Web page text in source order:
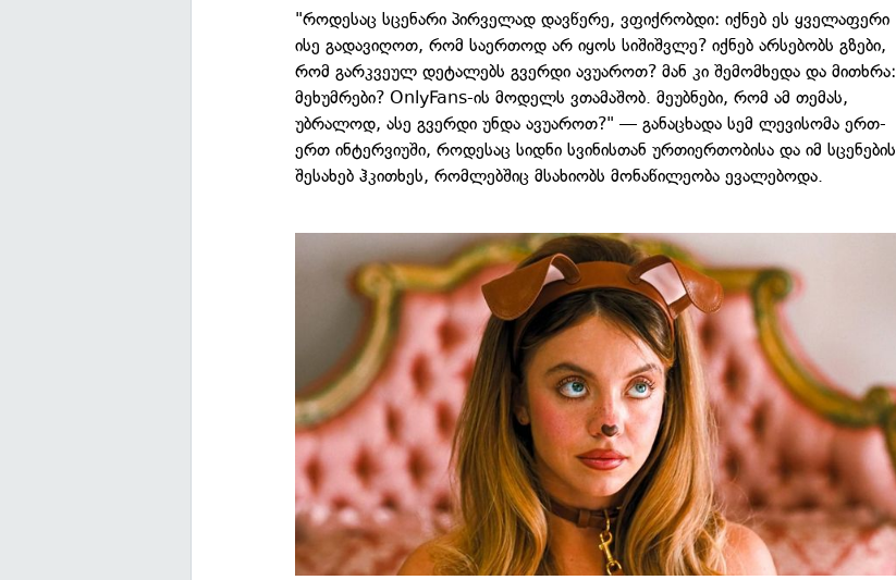
"როდესაც სცენარი პირველად დავწერე, ვფიქრობდი: იქნებ ეს ყველაფერი
ისე გადავიღოთ, რომ საერთოდ არ იყოს სიშიშვლე? იქნებ არსებობს გზები,
რომ გარკვეულ დეტალებს გვერდი ავუაროთ? მან კი შემომხედა და მითხრა:
მეხუმრები? OnlyFans-ის მოდელს ვთამაშობ. მეუბნები, რომ ამ თემას,
უბრალოდ, ასე გვერდი უნდა ავუაროთ?" — განაცხადა სემ ლევისომა ერთ-
ერთ ინტერვიუში, როდესაც სიდნი სვინისთან ურთიერთობისა და იმ სცენების
შესახებ ჰკითხეს, რომლებშიც მსახიობს მონაწილეობა ევალებოდა.